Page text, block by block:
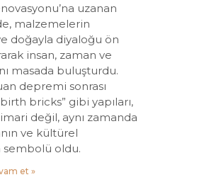
uzanan
malzemelerin
ve doğayla diyaloğu ön
insan, zaman ve
masada buluşturdu.
depremi sonrası
bricks” gibi yapıları,
değil, aynı zamanda
ve kültürel
sembolü oldu.
et »